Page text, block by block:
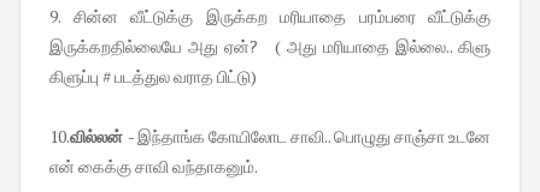
9. சின்ன வீட்டுக்கு இருக்கற மரியாதை பரம்பரை வீட்டுக்கு
இருக்கறதில்லையே அது ஏன்? ( அது மரியாதை இல்லை.. கிளு
கிளுப்பு # படத்துல வராத பிட்டு)
10.வில்லன் - இந்தாங்க கோயிலோட சாவி.. பொழுது சாஞ்சா உடனே
என் கைக்கு சாவி வந்தாகனும்.